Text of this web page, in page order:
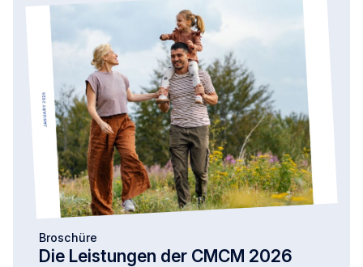
Die Leistungen der CMCM 2026
Broschüre